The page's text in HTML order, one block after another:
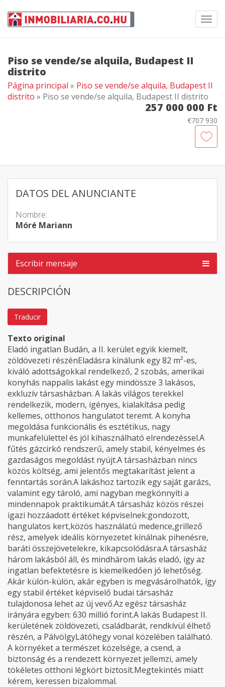
Piso se vende/se alquila, Budapest II
distrito
Página principal » Piso se vende/se alquila, Budapest II
distrito » Piso se vende/se alquila, Budapest II distrito
257 000 000 Ft
€707 930
DATOS DEL ANUNCIANTE
Nombre:
Móré Mariann
Escribir mensaje
DESCRIPCIÓN
Traducir
Texto original
Eladó ingatlan Budán, a II. kerület egyik kiemelt,
zöldövezeti részénEladásra kínálunk egy 82 m²-es,
kiváló adottságokkal rendelkező, 2 szobás, amerikai
konyhás nappalis lakást egy mindössze 3 lakásos,
exkluzív társasházban. A lakás világos terekkel
rendelkezik, modern, igényes, kialakítása pedig
kellemes, otthonos hangulatot teremt. A konyha
megoldása funkcionális és esztétikus, nagy
munkafelülettel és jól kihasználható elrendezéssel.A
fűtés gázcirkó rendszerű, amely stabil, kényelmes és
gazdaságos megoldást nyújt.A társasházban nincs
közös költség, ami jelentős megtakarítást jelent a
fenntartás során.A lakáshoz tartozik egy saját garázs,
valamint egy tároló, ami nagyban megkönnyíti a
mindennapok praktikumát.A társasház közös részei
igazi hozzáadott értéket képviselnek:gondozott,
hangulatos kert,közös használatú medence,grillező
rész, amelyek ideális környezetet kínálnak pihenésre,
baráti összejövetelekre, kikapcsolódásra.A társasház
három lakásból áll, és mindhárom lakás eladó, így az
ingatlan befektetésre is kiemelkedően jó lehetőség.
Akár külön-külön, akár egyben is megvásárolhatók, így
egy stabil értéket képviselő budai társasház
tulajdonosa lehet az új vevő.Az egész társasház
irányára egyben: 630 millió forint.A lakás Budapest II.
kerületének zöldövezeti, családbarát, rendkívül élhető
részén, a PálvölgyLátóhegy vonal közelében található.
A környéket a természet közelsége, a csend, a
biztonság és a rendezett környezet jellemzi, amely
tökéletes otthoni légkört biztosít.Megtekintés miatt
kérem, keressen bizalommal.